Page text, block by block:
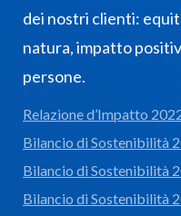
dei nostri clienti:
natura, impatto
persone.
Relazione d’Impatto
Bilancio di Sostenibilità
Bilancio di Sostenibilità
Bilancio di Sostenibilità